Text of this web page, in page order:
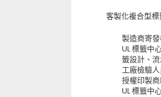
客製化複合型
製造商寄
UL 標籤中
籤設計、
工廠檢驗人
授權印製
UL 標籤中